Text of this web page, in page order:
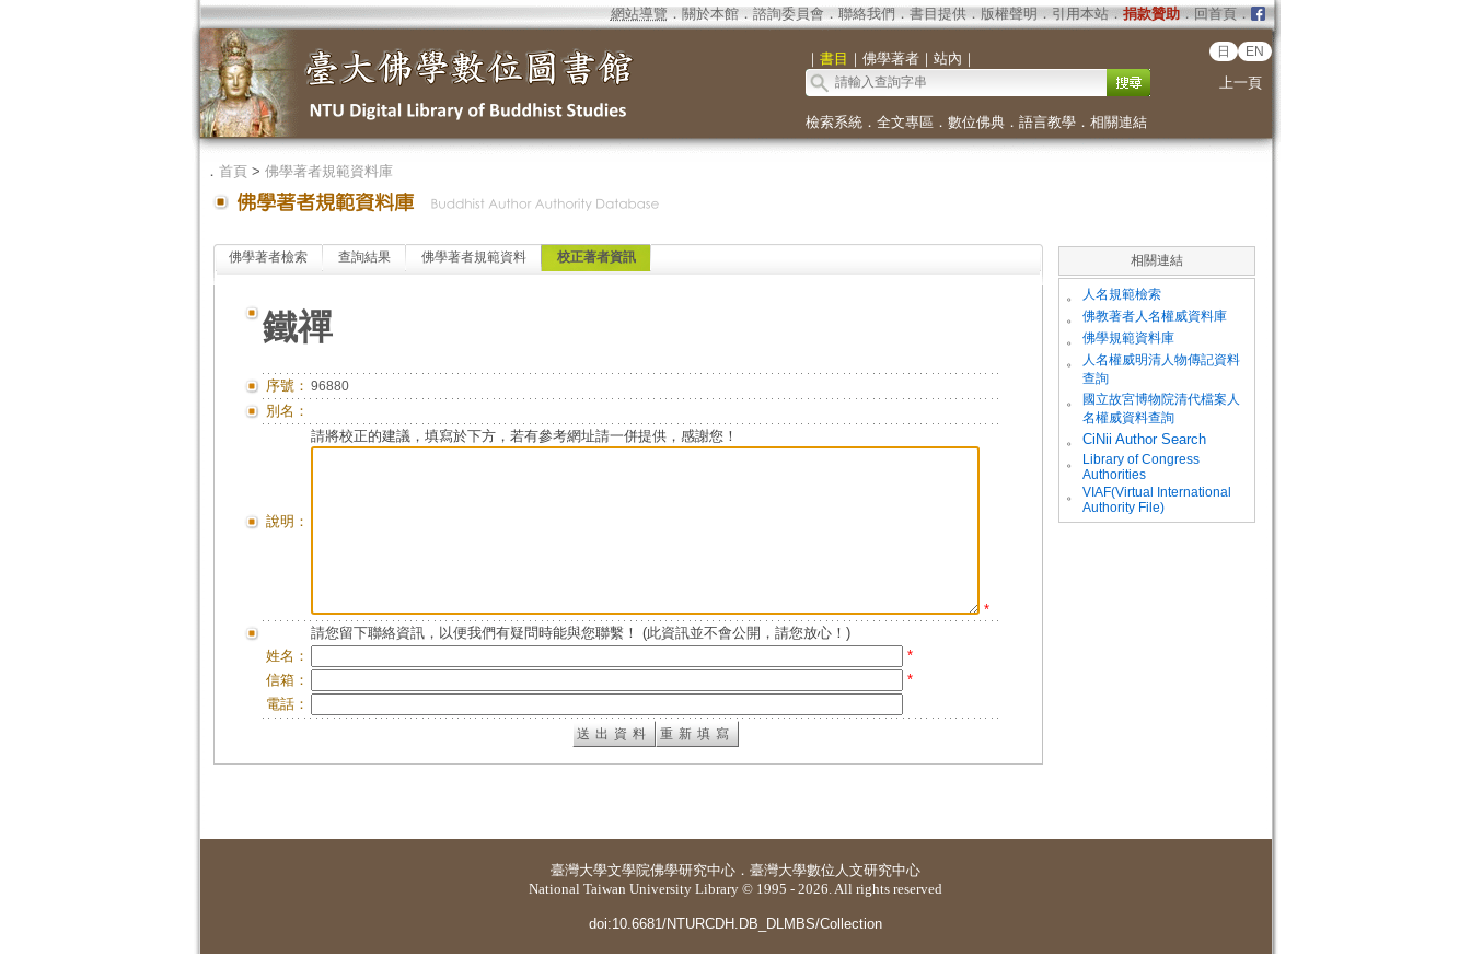
網站導覽 ． 關於本館． 諮詢委員會． 聯絡我們 ． 書目提供． 版權聲明 ． 引用本站． 捐款贊助．回首頁．
｜ 書目 ｜ 佛學著者｜ 站內 ｜ 日 EN
上一頁
檢索系統． 全文專區 ． 數位佛典． 語言教學． 相關連結
． 首頁> 佛學著者規範資料庫
佛學著者檢索 查詢結果 佛學著者規範資料 校正著者資訊
鐵禪
序號： 96880
別名：
說明：
請將校正的建議，填寫於下方，若有參考網址請一併提供，感謝您！
*
請您留下聯絡資訊，以便我們有疑問時能與您聯繫！ (此資訊並不會公開，請您放心！)
姓名：
*
信箱：
*
電話：
相關連結
。 人名規範檢索
。 佛教著者人名權威資料庫
。 佛學規範資料庫
。
人名權威明清人物傳記資料
查詢
。
國立故宮博物院清代檔案人
名權威資料查詢
。
CiNii Author Search
。
Library of Congress
Authorities
。
VIAF(Virtual International
Authority File)
臺灣大學文學院佛學研究中心 ． 臺灣大學數位人文研究中心
National Taiwan University Library © 1995 - 2026. All rights reserved
doi:10.6681/NTURCDH.DB_DLMBS/Collection